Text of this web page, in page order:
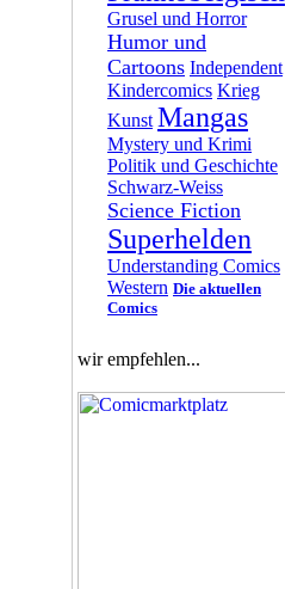
Grusel und Horror
Humor und
Cartoons Independent
Kindercomics Krieg
Kunst Mangas
Mystery und Krimi
Politik und Geschichte
Schwarz-Weiss
Science Fiction
Superhelden
Understanding Comics
Western Die aktuellen
Comics
wir empfehlen...